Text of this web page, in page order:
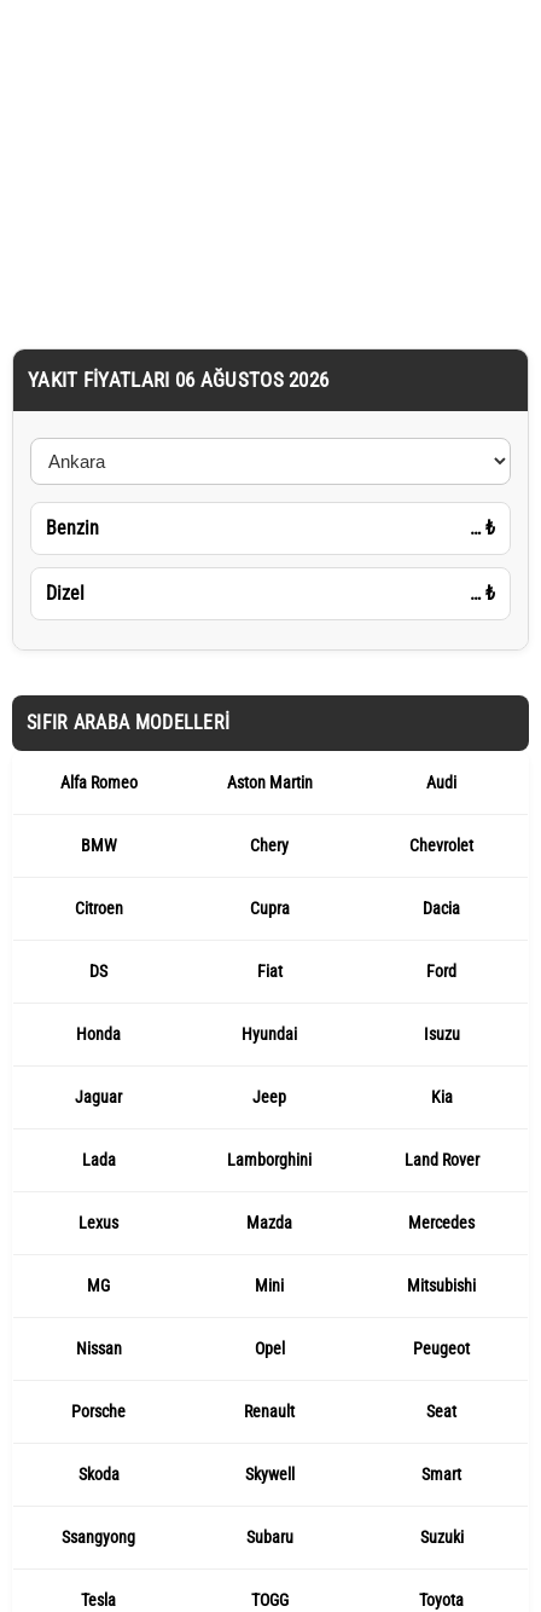
YAKIT FIYATLARI 06 AĞUSTOS 2026
Benzin … ₺
Dizel … ₺
SIFIR ARABA MODELLERI
Alfa Romeo Aston Martin Audi
BMW Chery Chevrolet
Citroen Cupra Dacia
DS Fiat Ford
Honda Hyundai Isuzu
Jaguar Jeep Kia
Lada Lamborghini Land Rover
Lexus Mazda Mercedes
MG Mini Mitsubishi
Nissan Opel Peugeot
Porsche Renault Seat
Skoda Skywell Smart
Ssangyong Subaru Suzuki
Tesla TOGG Toyota